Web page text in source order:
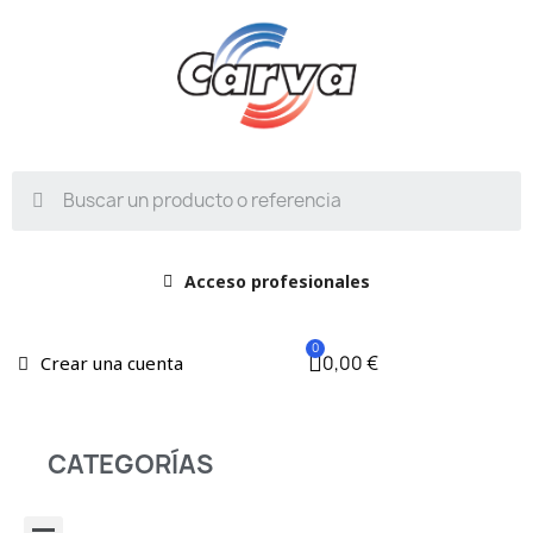
Acceso profesionales
Crear una cuenta 0,00 €
CATEGORÍAS